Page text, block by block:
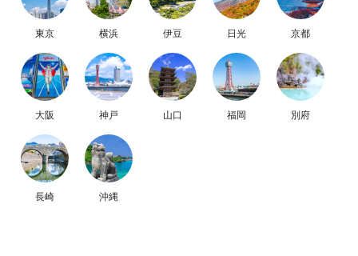
東京 横浜 伊豆 日光 京都
大阪 神戸 山口 福岡 別府
長崎 沖縄